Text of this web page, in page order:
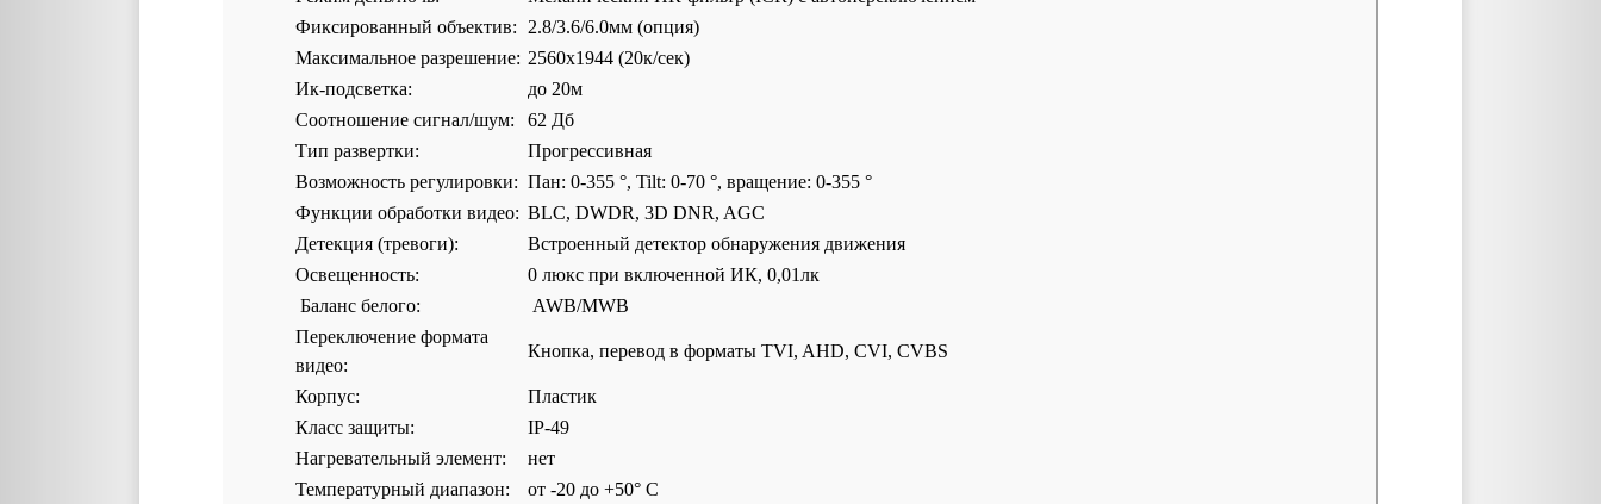
Фиксированный объектив:
2.8/3.6/6.0мм (опция)
Максимальное разрешение: 2560х1944 (20к/сек)
Ик-подсветка:
до 20м
Соотношение сигнал/шум:
62 Дб
Тип развертки:
Прогрессивная
Возможность регулировки: Пан: 0-355 °, Tilt: 0-70 °, вращение: 0-355 °
Функции обработки видео: BLC, DWDR, 3D DNR, AGC
Детекция (тревоги):
Встроенный детектор обнаружения движения
Освещенность:
0 люкс при включенной ИК, 0,01лк
Баланс белого:
AWB/MWB
Переключение формата
видео:
Кнопка, перевод в форматы TVI, AHD, CVI, CVBS
Корпус:
Пластик
Класс защиты:
IP-49
Нагревательный элемент:
нет
Температурный диапазон:
от -20 до +50° C